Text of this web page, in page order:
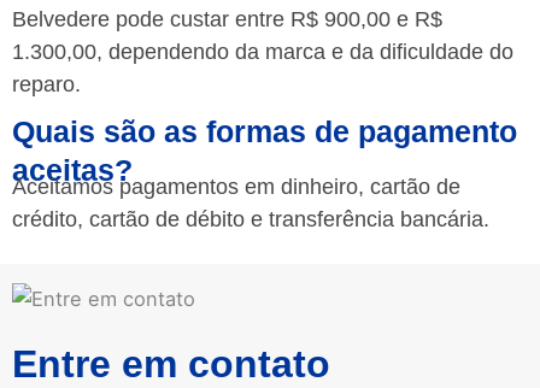
Belvedere pode custar entre R$ 900,00 e R$
1.300,00, dependendo da marca e da dificuldade do
reparo.
Quais são as formas de pagamento
aceitas?
Aceitamos pagamentos em dinheiro, cartão de
crédito, cartão de débito e transferência bancária.
Entre em contato